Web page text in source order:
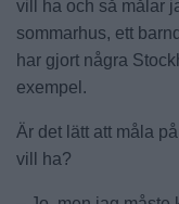
vill ha och så målar
sommarhus, ett
har gjort några
exempel.
Är det lätt att måla
vill ha?